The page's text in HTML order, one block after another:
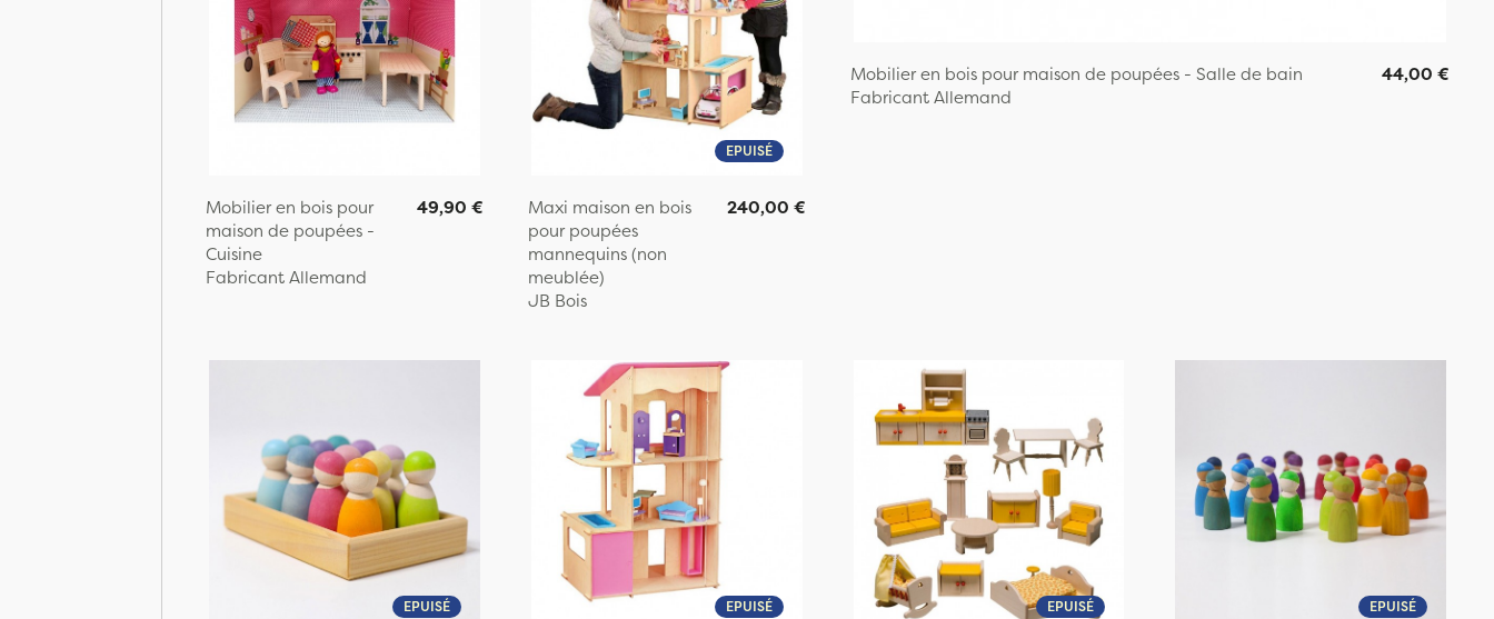
Mobilier en bois pour maison de poupées - Salle de bain
Fabricant Allemand
44,00 €
Mobilier en bois pour
maison de poupées -
Cuisine
Fabricant Allemand
49,90 €
EPUISÉ
Maxi maison en bois
pour poupées
mannequins (non
meublée)
JB Bois
240,00 €
EPUISÉ EPUISÉ EPUISÉ EPUISÉ